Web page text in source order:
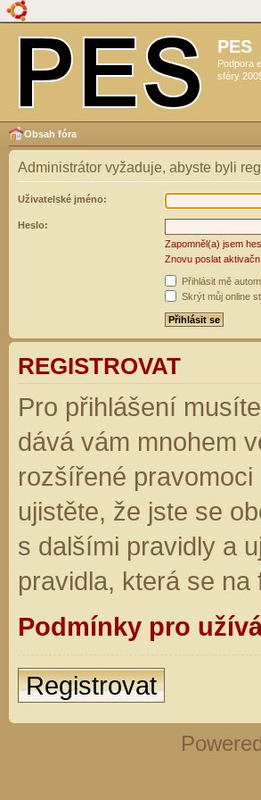
PES
Podpora
sféry
Obsah fóra
Administrátor vyžaduje, abyste byli
Uživatelské jméno:
Heslo:
Zapomněl(a) jsem
Znovu poslat
Přihlásit mě
Skrýt můj online
REGISTROVAT
Pro přihlášení
dává vám mnohem
rozšířené
ujistěte, že jste se
s dalšími pravidly a
pravidla, která se na
Podmínky pro
Registrovat